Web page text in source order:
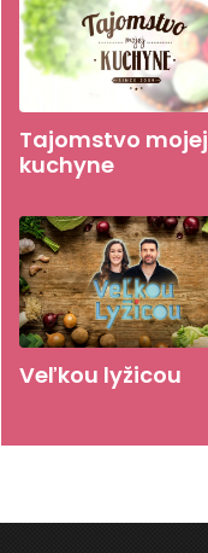
Tajomstvo mojej
kuchyne
Veľkou lyžicou